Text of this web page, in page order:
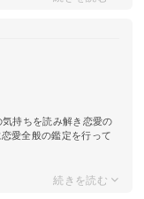
持ちを読み解き恋愛の
愛全般の鑑定を行って